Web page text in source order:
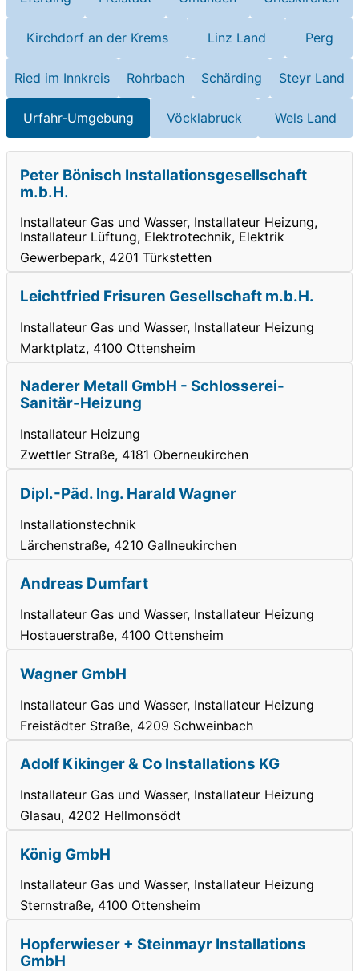
Kirchdorf an der Krems Linz Land Perg
Ried im Innkreis Rohrbach Schärding Steyr Land
Urfahr-Umgebung Vöcklabruck Wels Land
Peter Bönisch Installationsgesellschaft
m.b.H.
Installateur Gas und Wasser, Installateur Heizung,
Installateur Lüftung, Elektrotechnik, Elektrik
Gewerbepark, 4201 Türkstetten
Leichtfried Frisuren Gesellschaft m.b.H.
Installateur Gas und Wasser, Installateur Heizung
Marktplatz, 4100 Ottensheim
Naderer Metall GmbH - Schlosserei-
Sanitär-Heizung
Installateur Heizung
Zwettler Straße, 4181 Oberneukirchen
Dipl.-Päd. Ing. Harald Wagner
Installationstechnik
Lärchenstraße, 4210 Gallneukirchen
Andreas Dumfart
Installateur Gas und Wasser, Installateur Heizung
Hostauerstraße, 4100 Ottensheim
Wagner GmbH
Installateur Gas und Wasser, Installateur Heizung
Freistädter Straße, 4209 Schweinbach
Adolf Kikinger & Co Installations KG
Installateur Gas und Wasser, Installateur Heizung
Glasau, 4202 Hellmonsödt
König GmbH
Installateur Gas und Wasser, Installateur Heizung
Sternstraße, 4100 Ottensheim
Hopferwieser + Steinmayr Installations
GmbH